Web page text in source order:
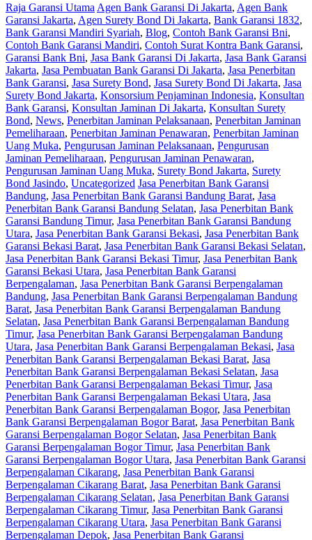
Raja Garansi Utama Agen Bank Garansi Di Jakarta, Agen Bank
Garansi Jakarta, Agen Surety Bond Di Jakarta, Bank Garansi 1832,
Bank Garansi Mandiri Syariah, Blog, Contoh Bank Garansi Bni,
Contoh Bank Garansi Mandiri, Contoh Surat Kontra Bank Garansi,
Garansi Bank Bni, Jasa Bank Garansi Di Jakarta, Jasa Bank Garansi
Jakarta, Jasa Pembuatan Bank Garansi Di Jakarta, Jasa Penerbitan
Bank Garansi, Jasa Surety Bond, Jasa Surety Bond Di Jakarta, Jasa
Surety Bond Jakarta, Konsorsium Penjaminan Indonesia, Konsultan
Bank Garansi, Konsultan Jaminan Di Jakarta, Konsultan Surety
Bond, News, Penerbitan Jaminan Pelaksanaan, Penerbitan Jaminan
Pemeliharaan, Penerbitan Jaminan Penawaran, Penerbitan Jaminan
Uang Muka, Pengurusan Jaminan Pelaksanaan, Pengurusan
Jaminan Pemeliharaan, Pengurusan Jaminan Penawaran,
Pengurusan Jaminan Uang Muka, Surety Bond Jakarta, Surety
Bond Jasindo, Uncategorized Jasa Penerbitan Bank Garansi
Bandung, Jasa Penerbitan Bank Garansi Bandung Barat, Jasa
Penerbitan Bank Garansi Bandung Selatan, Jasa Penerbitan Bank
Garansi Bandung Timur, Jasa Penerbitan Bank Garansi Bandung
Utara, Jasa Penerbitan Bank Garansi Bekasi, Jasa Penerbitan Bank
Garansi Bekasi Barat, Jasa Penerbitan Bank Garansi Bekasi Selatan,
Jasa Penerbitan Bank Garansi Bekasi Timur, Jasa Penerbitan Bank
Garansi Bekasi Utara, Jasa Penerbitan Bank Garansi
Berpengalaman, Jasa Penerbitan Bank Garansi Berpengalaman
Bandung, Jasa Penerbitan Bank Garansi Berpengalaman Bandung
Barat, Jasa Penerbitan Bank Garansi Berpengalaman Bandung
Selatan, Jasa Penerbitan Bank Garansi Berpengalaman Bandung
Timur, Jasa Penerbitan Bank Garansi Berpengalaman Bandung
Utara, Jasa Penerbitan Bank Garansi Berpengalaman Bekasi, Jasa
Penerbitan Bank Garansi Berpengalaman Bekasi Barat, Jasa
Penerbitan Bank Garansi Berpengalaman Bekasi Selatan, Jasa
Penerbitan Bank Garansi Berpengalaman Bekasi Timur, Jasa
Penerbitan Bank Garansi Berpengalaman Bekasi Utara, Jasa
Penerbitan Bank Garansi Berpengalaman Bogor, Jasa Penerbitan
Bank Garansi Berpengalaman Bogor Barat, Jasa Penerbitan Bank
Garansi Berpengalaman Bogor Selatan, Jasa Penerbitan Bank
Garansi Berpengalaman Bogor Timur, Jasa Penerbitan Bank
Garansi Berpengalaman Bogor Utara, Jasa Penerbitan Bank Garansi
Berpengalaman Cikarang, Jasa Penerbitan Bank Garansi
Berpengalaman Cikarang Barat, Jasa Penerbitan Bank Garansi
Berpengalaman Cikarang Selatan, Jasa Penerbitan Bank Garansi
Berpengalaman Cikarang Timur, Jasa Penerbitan Bank Garansi
Berpengalaman Cikarang Utara, Jasa Penerbitan Bank Garansi
Berpengalaman Depok, Jasa Penerbitan Bank Garansi